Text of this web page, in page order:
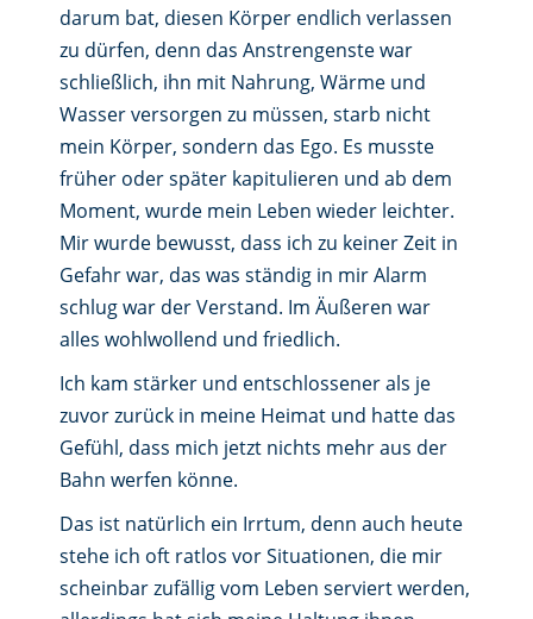
darum bat, diesen Körper endlich verlassen
zu dürfen, denn das Anstrengenste war
schließlich, ihn mit Nahrung, Wärme und
Wasser versorgen zu müssen, starb nicht
mein Körper, sondern das Ego. Es musste
früher oder später kapitulieren und ab dem
Moment, wurde mein Leben wieder leichter.
Mir wurde bewusst, dass ich zu keiner Zeit in
Gefahr war, das was ständig in mir Alarm
schlug war der Verstand. Im Äußeren war
alles wohlwollend und friedlich.
Ich kam stärker und entschlossener als je
zuvor zurück in meine Heimat und hatte das
Gefühl, dass mich jetzt nichts mehr aus der
Bahn werfen könne.
Das ist natürlich ein Irrtum, denn auch heute
stehe ich oft ratlos vor Situationen, die mir
scheinbar zufällig vom Leben serviert werden,